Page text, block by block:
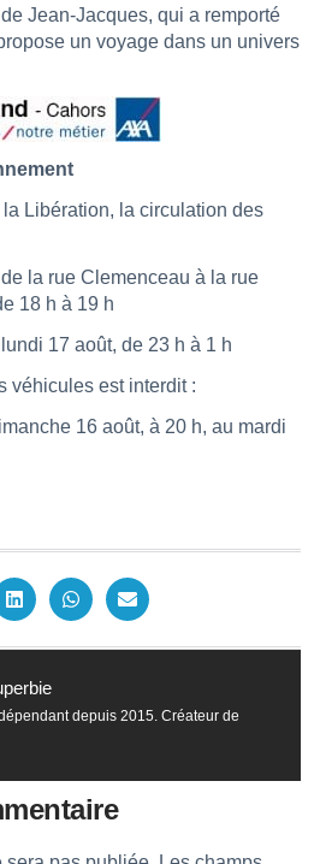
Jean-Jacques, qui a remporté
un voyage dans un univers
Libération, la circulation des
la rue Clemenceau à la rue
18 h à 19 h
17 août, de 23 h à 1 h
véhicules est interdit :
16 août, à 20 h, au mardi
depuis 2015. Créateur de